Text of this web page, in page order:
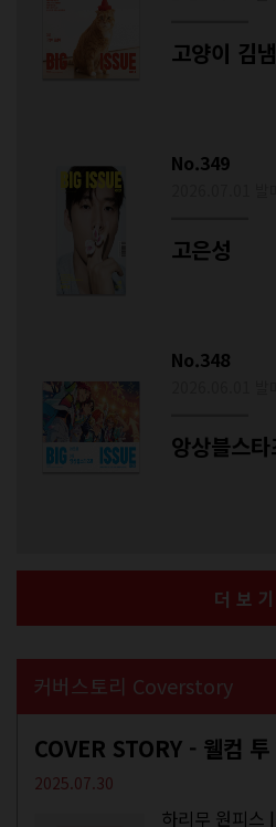
고양이 김
No.349
고은성
No.348
앙상블스
더보기
커버스토리 Coverstory
COVER STORY - 웰컴
2025.07.30
하리무 원피스 | 신스덴 슈즈 | 타크트로